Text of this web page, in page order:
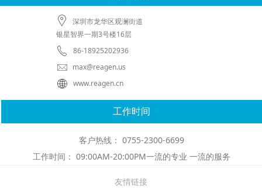
深圳市龙华区观澜街道
银星智界一期3号楼16层
86-18925202936
max@reagen.us
www.reagen.cn
工作时间
客户热线： 0755-2300-6699
工作时间： 09:00AM-20:00PM一流的专业 一流的服务
友情链接